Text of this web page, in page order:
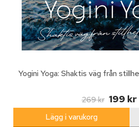
Yogini Yoga: Shaktis väg från
269 kr 199 kr